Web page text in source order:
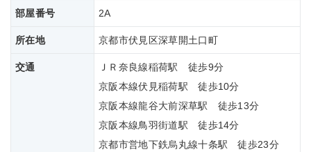
部屋番号 2A
所在地 京都市伏見区深草開土口町
交通
ＪＲ奈良線稲荷駅 徒歩9分
京阪本線伏見稲荷駅 徒歩10分
京阪本線龍谷大前深草駅 徒歩13分
京阪本線鳥羽街道駅 徒歩14分
京都市営地下鉄烏丸線十条駅 徒歩23分